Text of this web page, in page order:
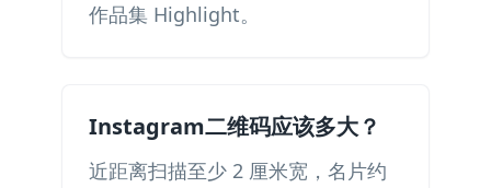
作品集 Highlight。
Instagram二维码应该多大？
近距离扫描至少 2 厘米宽，名片约